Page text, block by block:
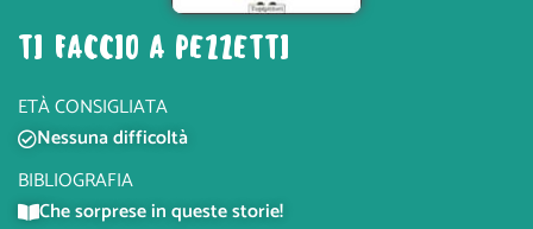
TI FACCIO A PEZZETTI
ETÀ CONSIGLIATA
Nessuna difficoltà
BIBLIOGRAFIA
Che sorprese in queste storie!